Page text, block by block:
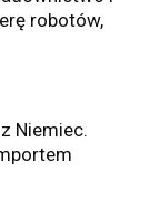
robotów,
Niemiec.